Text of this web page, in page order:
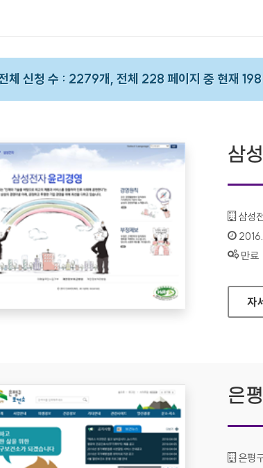
체 신청 수 : 2279개, 전체 228 페이지 중 현재 198
삼
기관
삼성
인증
상태 :
만료
삼
자
은
기관
은평